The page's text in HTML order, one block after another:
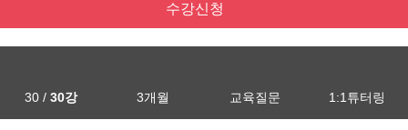
수강신청
30 / 30강 3개월 교육질문 1:1튜터링